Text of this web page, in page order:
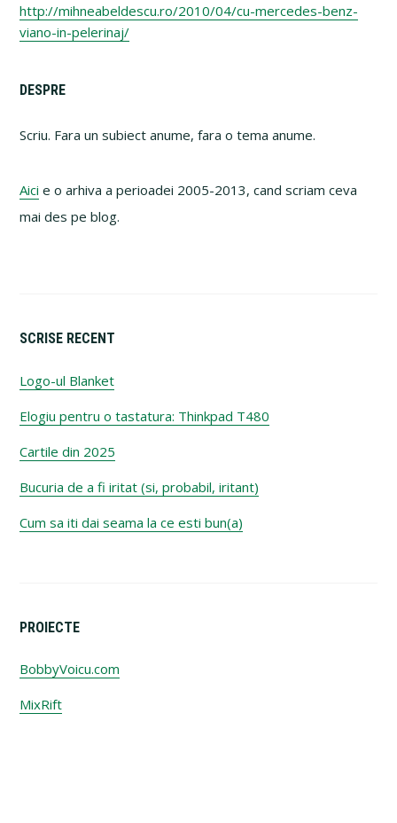
http://mihneabeldescu.ro/2010/04/cu-mercedes-benz-
viano-in-pelerinaj/
Primary
Sidebar
DESPRE
Scriu. Fara un subiect anume, fara o tema anume.
Aici e o arhiva a perioadei 2005-2013, cand scriam ceva
mai des pe blog.
SCRISE RECENT
Logo-ul Blanket
Elogiu pentru o tastatura: Thinkpad T480
Cartile din 2025
Bucuria de a fi iritat (si, probabil, iritant)
Cum sa iti dai seama la ce esti bun(a)
PROIECTE
BobbyVoicu.com
MixRift